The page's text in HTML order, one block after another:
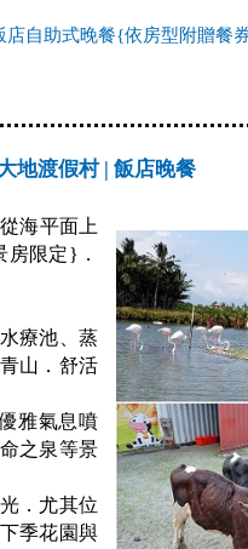
店自助式晚餐{依房型附贈餐
地渡假村 | 飯店晚餐
海平面上
限定}．
療池、蒸
山．舒活
雅氣息噴
之泉等景
．尤其位
季花園與